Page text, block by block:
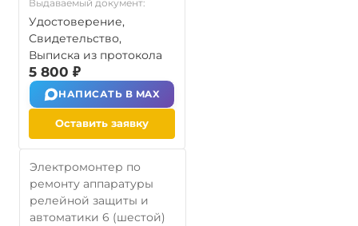
Выдаваемый документ:
Удостоверение,
Свидетельство,
Выписка из протокола
5 800 ₽
НАПИСАТЬ В MAX
Оставить заявку
Электромонтер по
ремонту аппаратуры
релейной защиты и
автоматики 6 (шестой)